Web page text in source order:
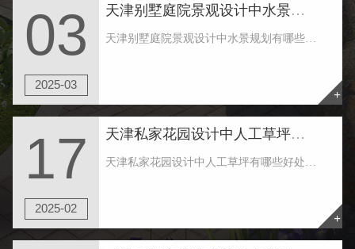
03
2025-03
天津别墅庭院景观设计中水景规划有哪些规定
天津别墅庭院景观设计中水景规划有哪些规定 1.天津别墅庭院景观设计中水景赖以生存相互依赖的器皿，有二种关键的差别：一是当然情况下的水质，如大自然的湖水、水塘、溪水等，其护坡、底边均是纯天然产生。二是人力情况下的水质，如喷池、游泳馆等，其侧......
+
17
2025-02
天津私家花园设计中人工草坪有哪些好处
天津私家花园设计中人工草坪有哪些好处 天津私家花园设计使用真的草皮还是人工草坪好，人工草坪特点有以下这些，比照一下就知道哪些更契合你了： 1.仿真性：人工草是采用仿生学原理生产，草坪的无方向性、硬度、弹性等良好的性能令运用者感觉与天然草......
+